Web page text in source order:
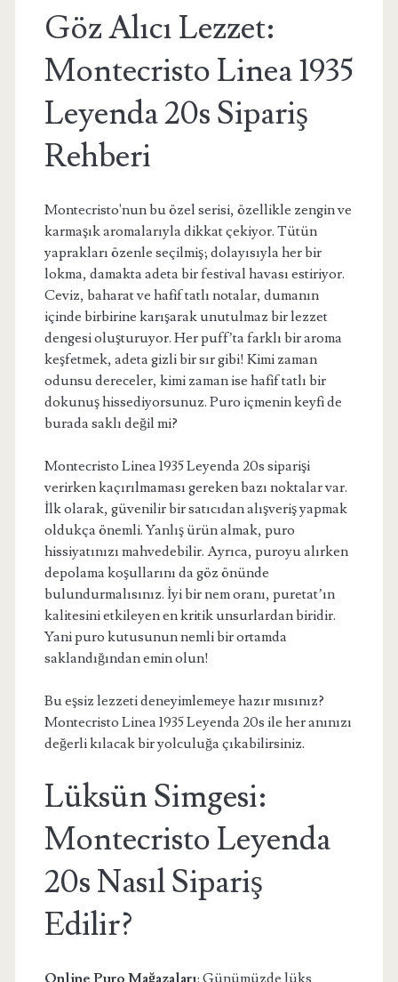
Göz Alıcı Lezzet:
Montecristo Linea 1935
Leyenda 20s Sipariş
Rehberi
Montecristo'nun bu özel serisi, özellikle zengin ve
karmaşık aromalarıyla dikkat çekiyor. Tütün
yaprakları özenle seçilmiş; dolayısıyla her bir
lokma, damakta adeta bir festival havası estiriyor.
Ceviz, baharat ve hafif tatlı notalar, dumanın
içinde birbirine karışarak unutulmaz bir lezzet
dengesi oluşturuyor. Her puff’ta farklı bir aroma
keşfetmek, adeta gizli bir sır gibi! Kimi zaman
odunsu dereceler, kimi zaman ise hafif tatlı bir
dokunuş hissediyorsunuz. Puro içmenin keyfi de
burada saklı değil mi?
Montecristo Linea 1935 Leyenda 20s siparişi
verirken kaçırılmaması gereken bazı noktalar var.
İlk olarak, güvenilir bir satıcıdan alışveriş yapmak
oldukça önemli. Yanlış ürün almak, puro
hissiyatınızı mahvedebilir. Ayrıca, puroyu alırken
depolama koşullarını da göz önünde
bulundurmalısınız. İyi bir nem oranı, puretat’ın
kalitesini etkileyen en kritik unsurlardan biridir.
Yani puro kutusunun nemli bir ortamda
saklandığından emin olun!
Bu eşsiz lezzeti deneyimlemeye hazır mısınız?
Montecristo Linea 1935 Leyenda 20s ile her anınızı
değerli kılacak bir yolculuğa çıkabilirsiniz.
Lüksün Simgesi:
Montecristo Leyenda
20s Nasıl Sipariş
Edilir?
Online Puro Mağazaları: Günümüzde lüks